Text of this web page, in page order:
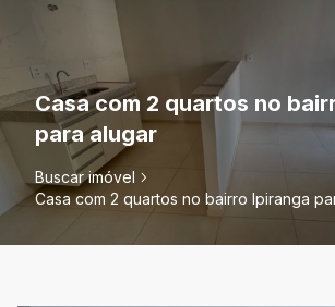
Casa com 2 quartos no
para alugar
Buscar imóvel
Casa com 2 quartos no bairro Ipiranga